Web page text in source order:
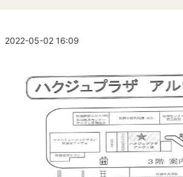
2022-05-02 16:09